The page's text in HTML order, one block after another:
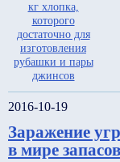
2016-10-19
Заражение
в мире